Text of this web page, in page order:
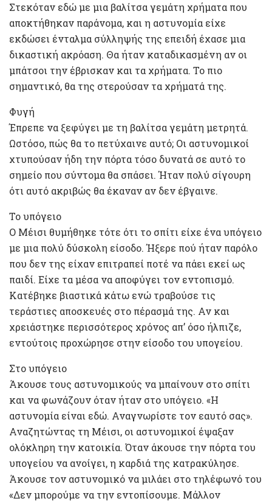
Στεκόταν εδώ με μια βαλίτσα γεμάτη χρήματα που
αποκτήθηκαν παράνομα, και η αστυνομία είχε
εκδώσει ένταλμα σύλληψής της επειδή έχασε μια
δικαστική ακρόαση. Θα ήταν καταδικασμένη αν οι
μπάτσοι την έβρισκαν και τα χρήματα. Το πιο
σημαντικό, θα της στερούσαν τα χρήματά της.
Φυγή
Έπρεπε να ξεφύγει με τη βαλίτσα γεμάτη μετρητά.
Ωστόσο, πώς θα το πετύχαινε αυτό; Οι αστυνομικοί
χτυπούσαν ήδη την πόρτα τόσο δυνατά σε αυτό το
σημείο που σύντομα θα σπάσει. Ήταν πολύ σίγουρη
ότι αυτό ακριβώς θα έκαναν αν δεν έβγαινε.
Το υπόγειο
Ο Μέισι θυμήθηκε τότε ότι το σπίτι είχε ένα υπόγειο
με μια πολύ δύσκολη είσοδο. Ήξερε πού ήταν παρόλο
που δεν της είχαν επιτραπεί ποτέ να πάει εκεί ως
παιδί. Είχε τα μέσα να αποφύγει τον εντοπισμό.
Κατέβηκε βιαστικά κάτω ενώ τραβούσε τις
τεράστιες αποσκευές στο πέρασμά της. Αν και
χρειάστηκε περισσότερος χρόνος απ’ όσο ήλπιζε,
εντούτοις προχώρησε στην είσοδο του υπογείου.
Στο υπόγειο
Άκουσε τους αστυνομικούς να μπαίνουν στο σπίτι
και να φωνάζουν όταν ήταν στο υπόγειο. «Η
αστυνομία είναι εδώ. Αναγνωρίστε τον εαυτό σας».
Αναζητώντας τη Μέισι, οι αστυνομικοί έψαξαν
ολόκληρη την κατοικία. Όταν άκουσε την πόρτα του
υπογείου να ανοίγει, η καρδιά της κατρακύλησε.
Άκουσε τον αστυνομικό να μιλάει στο τηλέφωνό του
«Δεν μπορούμε να την εντοπίσουμε. Μάλλον